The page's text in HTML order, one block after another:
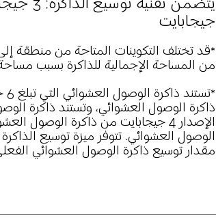
جيجابايت
*قد تختلف التكوينات المتاحة من منطقة
من المساحة الإجمالية للذاكرة بسبب
الإصدار 4 جيجابايت من ذاكرة
الوصول العشوائي. تتوفر ميزة توسيع
مقدار توسيع ذاكرة الوصول العشوائي